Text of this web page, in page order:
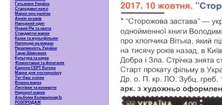
Гетьмани України
Стародавні князі
Марки про релігію
Армія козаків
Народний одяг
Новий Рік та свята
Стандартні марки
Казки та мультфільми
Нагороди на марках
Незалежність України
Тарас Шевченко
Культура та наука
Філвиставки та філателія
Європа CEPT Europa
Марки для посткросінгу
Тет-беш зчіпки
Власна марка
Листівки та конверти
Недорогі марки
Альбоми КолекціонерЪ
РОЗПРОДАЖ